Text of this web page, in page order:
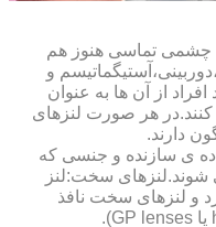
چشمی تماسی هنوز هم
و
از آن ها به عنوان
کنند.در هر صورت لنزهای
دارند.
ی سازنده و جنسی که
شوند.لنزهای سخت:لنز
و لنزهای سخت نافذ